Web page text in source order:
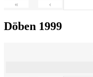
« ‹
Döben 1999